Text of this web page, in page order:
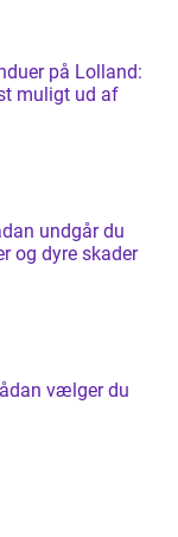
på Lolland:
muligt ud af
undgår du
og dyre skader